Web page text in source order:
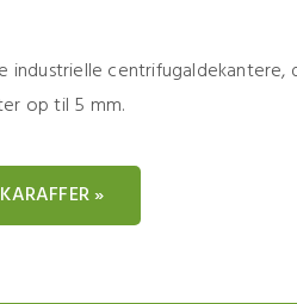
industrielle
op til 5 mm.
»